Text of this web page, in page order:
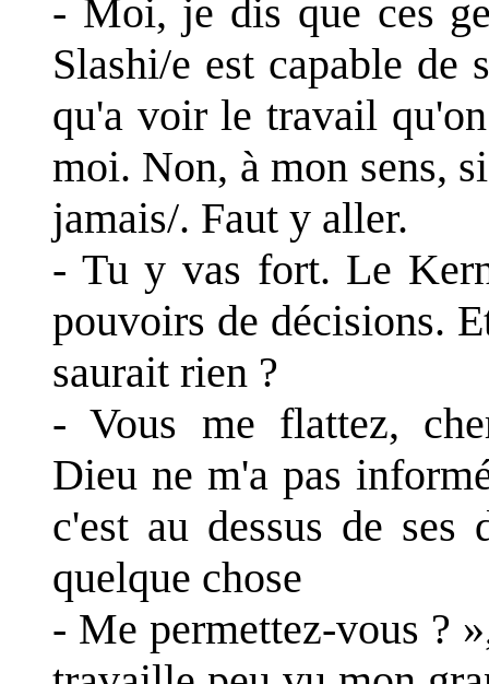
- Moi, je dis que ces
Slashi/e est capable de
qu'a voir le travail
moi. Non, à mon sens,
jamais/. Faut y aller.
- Tu y vas fort. Le
pouvoirs de décisions.
saurait rien ?
- Vous me flattez,
Dieu ne m'a pas
c'est au dessus de
quelque chose
- Me permettez-vous ?